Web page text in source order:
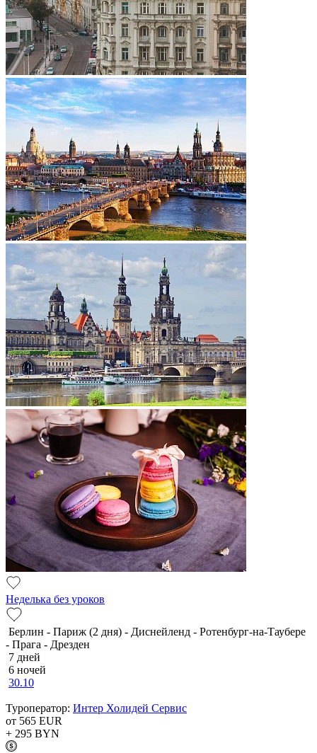
Неделька без уроков
Берлин - Париж (2 дня) - Диснейленд - Ротенбург-на-Таубере
- Прага - Дрезден
7 дней
6 ночей
30.10
Туроператор: Интер Холидей Сервис
от 565 EUR
+ 295 BYN